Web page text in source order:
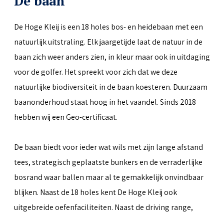
De Hoge Kleij is een 18 holes bos- en heidebaan met een
natuurlijk uitstraling. Elk jaargetijde laat de natuur in de
baan zich weer anders zien, in kleur maar ook in uitdaging
voor de golfer. Het spreekt voor zich dat we deze
natuurlijke biodiversiteit in de baan koesteren. Duurzaam
baanonderhoud staat hoog in het vaandel. Sinds 2018
hebben wij een Geo-certificaat.
De baan biedt voor ieder wat wils met zijn lange afstand
tees, strategisch geplaatste bunkers en de verraderlijke
bosrand waar ballen maar al te gemakkelijk onvindbaar
blijken. Naast de 18 holes kent De Hoge Kleij ook
uitgebreide oefenfaciliteiten. Naast de driving range,